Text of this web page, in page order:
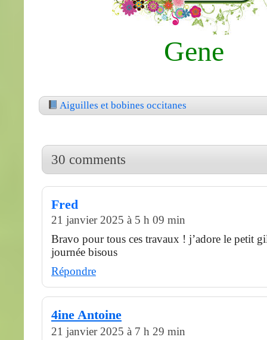
Gene
Aiguilles et bobines occitanes
30 comments
Fred
21 janvier 2025 à 5 h 09 min
Bravo pour tous ces travaux ! j’adore le petit
journée bisous
Répondre
4ine Antoine
21 janvier 2025 à 7 h 29 min